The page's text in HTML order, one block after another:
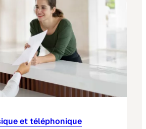
et téléphonique